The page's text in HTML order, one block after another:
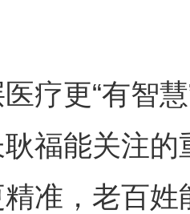
更“有智慧
福能关注的
准，老百